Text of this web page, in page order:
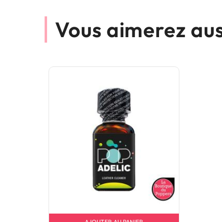
Vous aimerez